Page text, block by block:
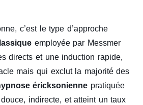
c’est le type d’approche
employée par Messmer
directs et une induction rapide,
mais qui exclut la majorité des
éricksonienne pratiquée
indirecte, et atteint un taux